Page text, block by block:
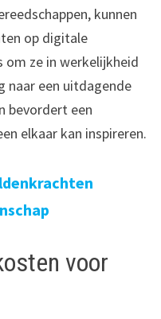
kunnen
op digitale
om ze in werkelijkheid
naar een uitdagende
bevordert een
elkaar kan inspireren.
voor